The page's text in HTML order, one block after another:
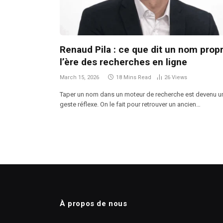
Renaud Pila : ce que dit un nom
l’ère des recherches en ligne
March 15, 2026 18 Mins Read 26 Views
Taper un nom dans un moteur de recherche est devenu
geste réflexe. On le fait pour retrouver un ancien…
À propos de nous